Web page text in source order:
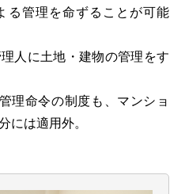
る管理を命ずることが可能
人に土地・建物の管理をす
理命令の制度も、マンショ
には適用外。